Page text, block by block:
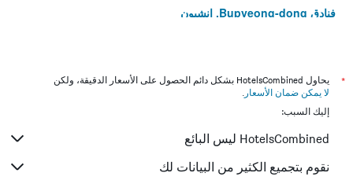
فنادق Bupyeong-dong, إنشيون
فنادق Guwol-dong, إنشيون
فنادق Cheonghak-dong, إنشيون
فنادق Dong-gu, إنشيون
فنادق Sipjeong-dong, إنشيون
*
يحاول HotelsCombined بشكل دائم الحصول على الأسعار الدقيقة، ولكن
لا يمكن ضمان الأسعار .
إليك السبب:
HotelsCombined ليس البائع
نقوم بتجميع الكثير من البيانات لك